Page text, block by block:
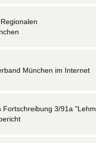
München im Internet
Fortschreibung 3/91a "Lehm